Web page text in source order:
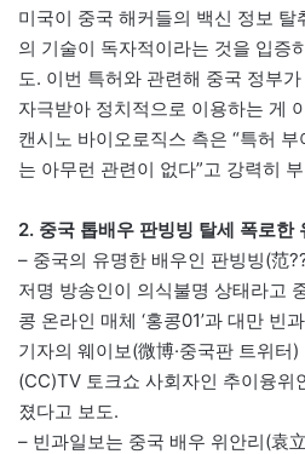
미국이 중국 해커들의 백신 정보
의 기술이 독자적이라는 것을 입증
도. 이번 특허와 관련해 중국 정부
자극받아 정치적으로 이용하는 게
캔시노 바이오로직스 측은 “특허
는 아무런 관련이 없다”고 강력히
2. 중국 톱배우 판빙빙 탈세 폭로한
– 중국의 유명한 배우인 판빙빙(范
저명 방송인이 의식불명 상태라고
콩 온라인 매체 ‘홍콩01’과 대만 빈
기자의 웨이보(微博·중국판 트위터
(CC)TV 토크쇼 사회자인 추이융위
졌다고 보도.
– 빈과일보는 중국 배우 위안리(袁